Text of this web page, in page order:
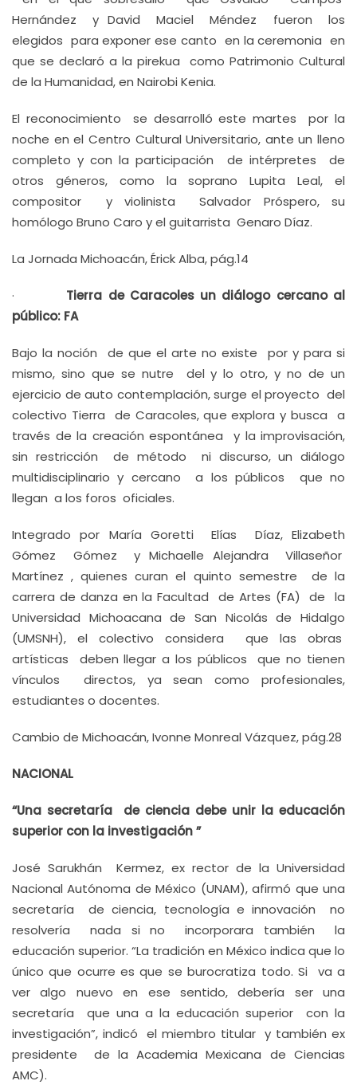
Hernández y David Maciel Méndez fueron los
elegidos para exponer ese canto en la ceremonia en
que se declaró a la pirekua como Patrimonio Cultural
de la Humanidad, en Nairobi Kenia.
El reconocimiento se desarrolló este martes por la
noche en el Centro Cultural Universitario, ante un lleno
completo y con la participación de intérpretes de
otros géneros, como la soprano Lupita Leal, el
compositor y violinista Salvador Próspero, su
homólogo Bruno Caro y el guitarrista Genaro Díaz.
La Jornada Michoacán, Érick Alba, pág.14
· Tierra de Caracoles un diálogo cercano al
público: FA
Bajo la noción de que el arte no existe por y para si
mismo, sino que se nutre del y lo otro, y no de un
ejercicio de auto contemplación, surge el proyecto del
colectivo Tierra de Caracoles, que explora y busca a
través de la creación espontánea y la improvisación,
sin restricción de método ni discurso, un diálogo
multidisciplinario y cercano a los públicos que no
llegan a los foros oficiales.
Integrado por María Goretti Elías Díaz, Elizabeth
Gómez Gómez y Michaelle Alejandra Villaseñor
Martínez , quienes curan el quinto semestre de la
carrera de danza en la Facultad de Artes (FA) de la
Universidad Michoacana de San Nicolás de Hidalgo
(UMSNH), el colectivo considera que las obras
artísticas deben llegar a los públicos que no tienen
vínculos directos, ya sean como profesionales,
estudiantes o docentes.
Cambio de Michoacán, Ivonne Monreal Vázquez, pág.28
NACIONAL
“Una secretaría de ciencia debe unir la educación
superior con la investigación ”
José Sarukhán Kermez, ex rector de la Universidad
Nacional Autónoma de México (UNAM), afirmó que una
secretaría de ciencia, tecnología e innovación no
resolvería nada si no incorporara también la
educación superior. “La tradición en México indica que lo
único que ocurre es que se burocratiza todo. Si va a
ver algo nuevo en ese sentido, debería ser una
secretaría que una a la educación superior con la
investigación”, indicó el miembro titular y también ex
presidente de la Academia Mexicana de Ciencias
AMC).